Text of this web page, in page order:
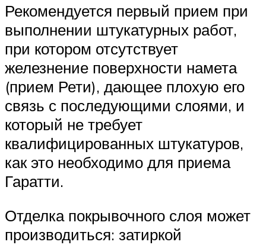
Рекомендуется первый прием при
выполнении штукатурных работ,
при котором отсутствует
железнение поверхности намета
(прием Рети), дающее плохую его
связь с последующими слоями, и
который не требует
квалифицированных штукатуров,
как это необходимо для приема
Гаратти.
Отделка покрывочного слоя может
производиться: затиркой